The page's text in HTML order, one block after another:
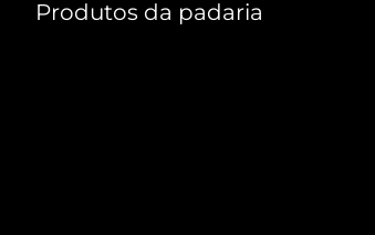
Produtos da padaria